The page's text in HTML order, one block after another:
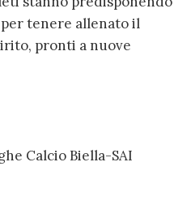
tenere allenato il
pronti a nuove
Calcio Biella-SAI